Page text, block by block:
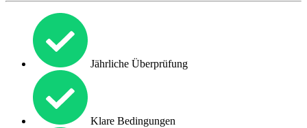
Jährliche Überprüfung
Klare Bedingungen